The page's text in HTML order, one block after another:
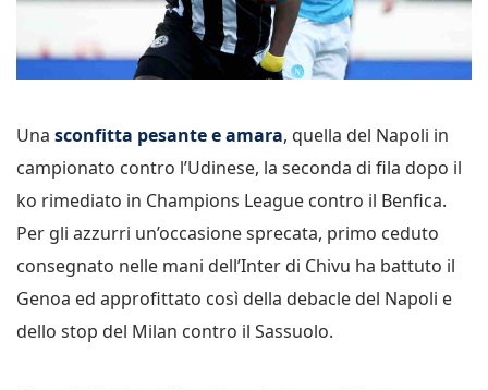
Una sconfitta pesante e amara, quella del Napoli in
campionato contro l’Udinese, la seconda di fila dopo il
ko rimediato in Champions League contro il Benfica.
Per gli azzurri un’occasione sprecata, primo ceduto
consegnato nelle mani dell’Inter di Chivu ha battuto il
Genoa ed approfittato così della debacle del Napoli e
dello stop del Milan contro il Sassuolo.